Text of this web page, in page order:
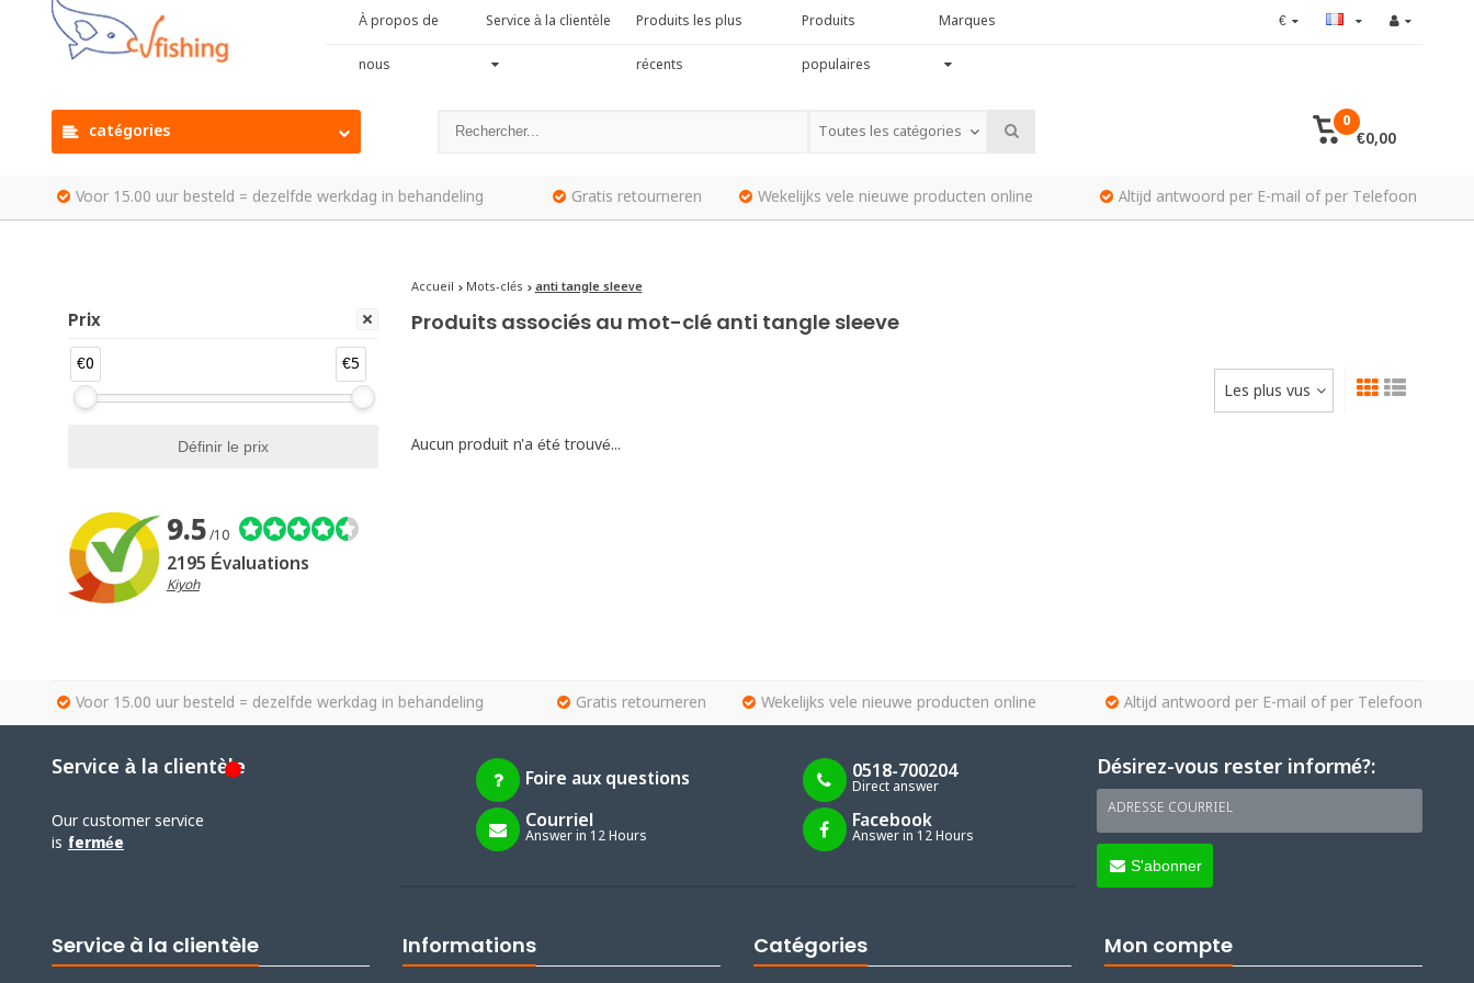
À propos de
nous
Service à la clientèle Produits les plus
récents
Produits
populaires
Marques €
catégories Toutes les catégories
0
€0,00
Voor 15.00 uur besteld = dezelfde werkdag in behandeling Gratis retourneren Wekelijks vele nieuwe producten online Altijd antwoord per E-mail of per Telefoon
Prix
€0 €5
9.5/10
2195 Évaluations
Kiyoh
Accueil Mots-clés anti tangle sleeve
Produits associés au mot-clé anti tangle sleeve
Les plus vus
Aucun produit n'a été trouvé...
Voor 15.00 uur besteld = dezelfde werkdag in behandeling Gratis retourneren Wekelijks vele nieuwe producten online Altijd antwoord per E-mail of per Telefoon
Service à la clientèle
Our customer service
is fermée
Foire aux questions 0518-700204
Direct answer
Courriel
Answer in 12 Hours
Facebook
Answer in 12 Hours
Désirez-vous rester informé?:
ADRESSE COURRIEL
S'abonner
Service à la clientèle Informations Catégories Mon compte